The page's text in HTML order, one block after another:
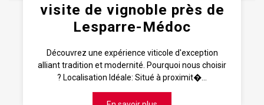
visite de vignoble près de
Lesparre-Médoc
Découvrez une expérience viticole d'exception
alliant tradition et modernité. Pourquoi nous choisir
? Localisation Idéale: Situé à proximit�...